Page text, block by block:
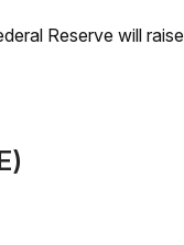
Reserve will raise